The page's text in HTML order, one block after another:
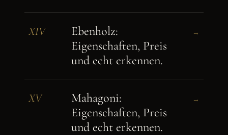
XIV
Ebenholz:
Eigenschaften, Preis
und echt erkennen.
→
XV
Mahagoni:
Eigenschaften, Preis
und echt erkennen.
→